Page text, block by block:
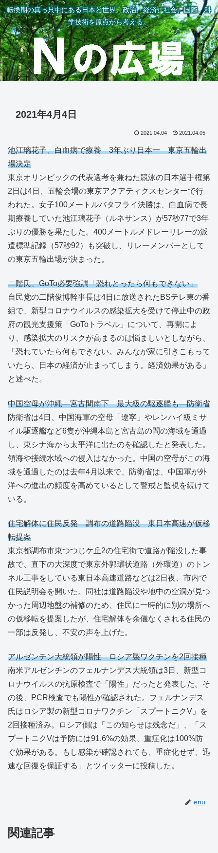
転換期の真っ只中にある日本と世界。政治、経済、社会、国際、科
学技術を原点から考える。
2021年4月4日
2021.04.04 2021.04.05
池江璃花子、白血病で療養 3年ぶり日本一 東京五輪出
場決定
東京オリンピックの代表選考を兼ねた競泳の日本選手権第
2日は4日、五輪会場の東京アクアティクスセンターで行
われた。女子100メートルバタフライ決勝は、白血病で長
期療養していた池江璃花子（ルネサンス）が57秒77で3年
ぶりの優勝を果たした。400メートルメドレーリレーの派
遣標準記録（57秒92）も突破し、リレーメンバーとして
の東京五輪出場が決まった。
二階氏、GoTo必要強調「恐れとったら何もできない」
自民党の二階俊博幹事長は4日に放送されたBSテレ東の番
組で、新型コロナウイルスの感染拡大を受けて停止中の政
府の観光支援策「GoToトラベル」について、再開によ
り、感染拡大のリスクが高まるのは悩ましいとしながら、
「恐れていたら何もできない。みんなが家に引きこもって
いたら、日本の経済が止まってしまう。経済効果がある」
と述べた。
中国空母が沖縄―宮古間南下 最大級の駆逐艦も―防衛省
防衛省は4日、中国海軍の空母「遼寧」やレンハイ級ミサ
イル駆逐艦など6隻が沖縄本島と宮古島の間の海域を通過
し、東シナ海から太平洋に出たのを確認したと発表した。
領海や接続水域への侵入はなかった。中国の空母がこの海
域を通過したのは去年4月以来で、防衛省は、中国軍が外
洋への進出の頻度を高めているとして警戒と監視を続けて
いる。
住宅解体に住民反発 調布の道路陥没 東日本高速が仮移
転提案
東京都調布市東つつじケ丘2の住宅街で道路が陥没した事
故で、直下の大深度で東京外郭環状道路（外環道）のトン
ネル工事をしている東日本高速道路などは2日夜、市内で
住民説明会を開いた。同社は道路陥没や地中の空洞が見つ
かった周辺地盤の補修のため、住民に一時的に別の場所へ
の仮移転を提案したが、住宅解体を余儀なくされる住民の
一部は反発し、不安の声を上げた。
アルゼンチン大統領が陽性 ロシア製ワクチンを2回接種
南米アルゼンチンのフェルナンデス大統領は3日、新型コ
ロナウイルスの抗原検査で「陽性」だったと発表した。そ
の後、PCR検査でも陽性が確認された。フェルナンデス
氏はロシア製の新型コロナワクチン「スプートニクV」を
2回接種済み。ロシア側は「この知らせは残念だ」、「ス
プートニクVは予防には91.6%の効果、重症化は100%防
ぐ効果がある。もし感染が確認されても、重症化せず、迅
速な回復を保証する」とツイッターに投稿した。
enu
関連記事